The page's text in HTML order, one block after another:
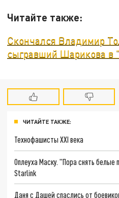
Читайте также:
Скончался Владимир
сыгравший Шарикова в
ЧИТАЙТЕ ТАКЖЕ:
Технофашисты XXI века
Оплеуха Маску. "Пора снять белые
Starlink
Даня с Дашей спаслись от